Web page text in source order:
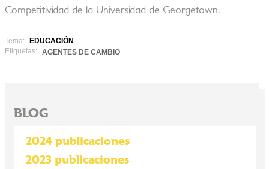
Competitividad de la Universidad de Georgetown.
Tema:
EDUCACIÓN
Etiquetas:
AGENTES DE CAMBIO
BLOG
2024 publicaciones
2023 publicaciones